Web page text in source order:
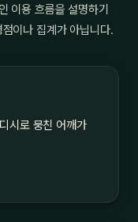
이용 흐름을 설명하기
이나 집계가 아닙니다.
시로 뭉친 어깨가